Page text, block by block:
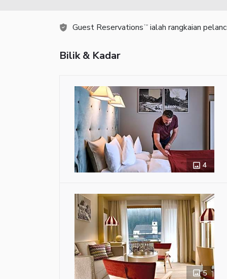
Guest Reservations TM ialah rangkaian
Bilik & Kadar
4
5